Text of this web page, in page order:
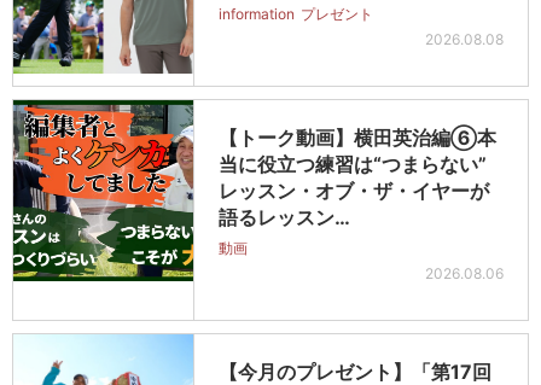
information プレゼント
2026.08.08
【トーク動画】横田英治編⑥本
当に役立つ練習は“つまらない”
レッスン・オブ・ザ・イヤーが
語るレッスン…
動画
2026.08.06
【今月のプレゼント】「第17回